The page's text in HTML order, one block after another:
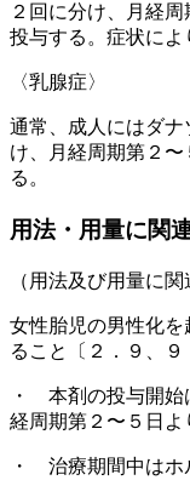
２回に分け、月経
投与する。症状によ
〈乳腺症〉
通常、成人にはダ
け、月経周期第２
る。
用法・用量に関
（用法及び用量に関
女性胎児の男性化
ること〔２．９、９
・ 本剤の投与開始
経周期第２〜５日よ
・ 治療期間中はホ